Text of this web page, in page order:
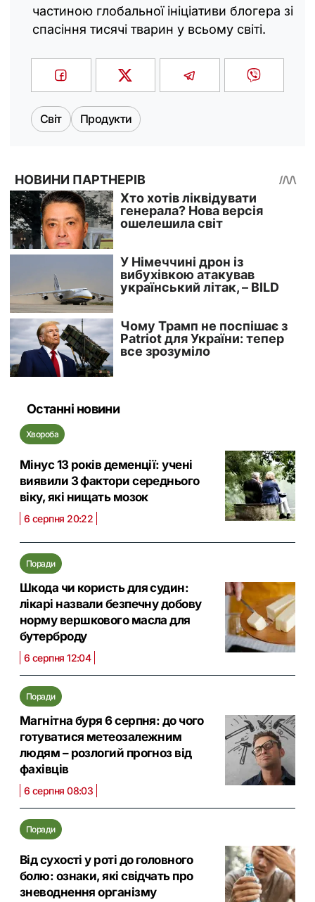
частиною глобальної ініціативи блогера зі
спасіння тисячі тварин у всьому світі.
Світ Продукти
Останні новини
Хвороба
Мінус 13 років деменції: учені
виявили 3 фактори середнього
віку, які нищать мозок
6 серпня 20:22
Поради
Шкода чи користь для судин:
лікарі назвали безпечну добову
норму вершкового масла для
бутерброду
6 серпня 12:04
Поради
Магнітна буря 6 серпня: до чого
готуватися метеозалежним
людям – розлогий прогноз від
фахівців
6 серпня 08:03
Поради
Від сухості у роті до головного
болю: ознаки, які свідчать про
зневоднення організму